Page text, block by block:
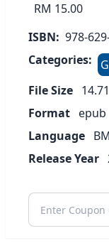
RM 15.00
ISBN: 978-
Categories:
File Size 14.71
Format epub
Language BM
Release Year